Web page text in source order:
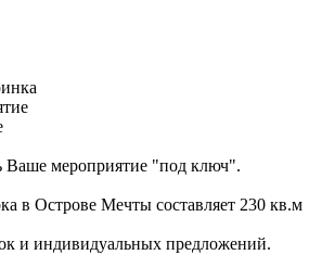
Ваше мероприятие "под ключ".
в Острове Мечты составляет 230 кв.м
и индивидуальных предложений.